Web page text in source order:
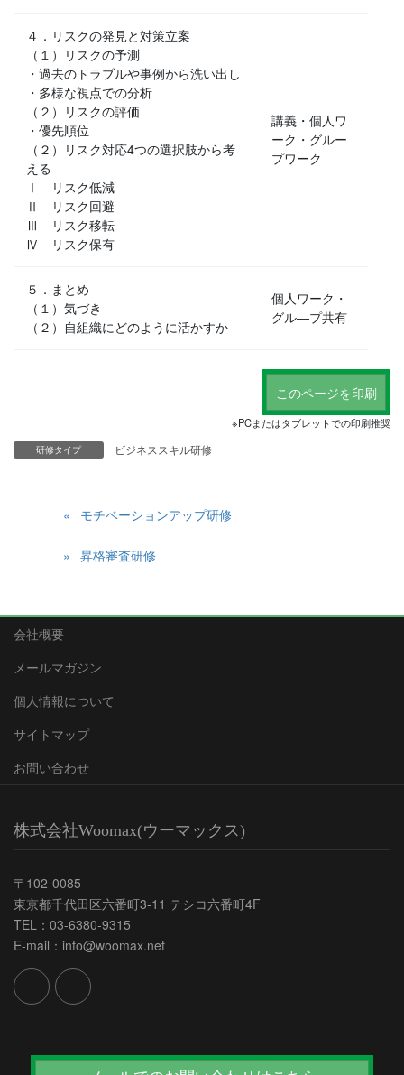
４．リスクの発見と対策立案
（１）リスクの予測
・過去のトラブルや事例から洗い出し
・多様な視点での分析
（２）リスクの評価
・優先順位
（２）リスク対応4つの選択肢から考
える
Ⅰ リスク低減
Ⅱ リスク回避
Ⅲ リスク移転
Ⅳ リスク保有
講義・個人ワ
ーク・グルー
プワーク
５．まとめ
（１）気づき
（２）自組織にどのように活かすか
個人ワーク・
グル―プ共有
※PCまたはタブレットでの印刷推奨
研修タイプ ビジネススキル研修
モチベーションアップ研修
昇格審査研修
会社概要
メールマガジン
個人情報について
サイトマップ
お問い合わせ
株式会社Woomax(ウーマックス)
〒102-0085
東京都千代田区六番町3-11 テシコ六番町4F
TEL：03-6380-9315
E-mail：info@woomax.net